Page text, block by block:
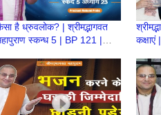
है ध्रुवलोक? | श्रीमद्भागवत
स्कन्ध 5 | BP 121 |
कक्षाएं